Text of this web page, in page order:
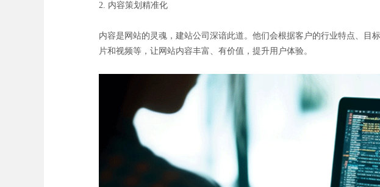
2. 内容策划精准化
内容是网站的灵魂，建站公司深谙此道。他们会根据客户的行业特点、目
片和视频等，让网站内容丰富、有价值，提升用户体验。